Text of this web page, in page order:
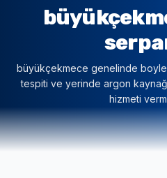
büyükçekmece genelinde
tespiti ve yerinde argon
hizmeti
2. BOYLER HACMI / TIPI
3. BULUNDUĞUNUZ İLÇE